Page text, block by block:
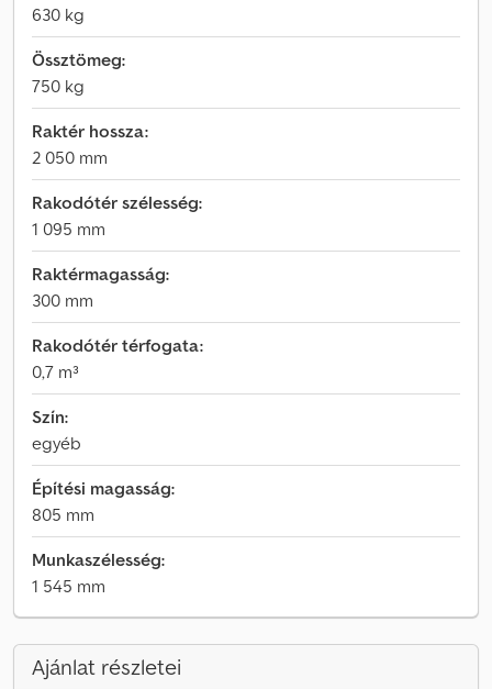
630 kg
Össztömeg:
750 kg
Raktér hossza:
2 050 mm
Rakodótér szélesség:
1 095 mm
Raktérmagasság:
300 mm
Rakodótér térfogata:
0,7 m³
Szín:
egyéb
Építési magasság:
805 mm
Munkaszélesség:
1 545 mm
Ajánlat részletei